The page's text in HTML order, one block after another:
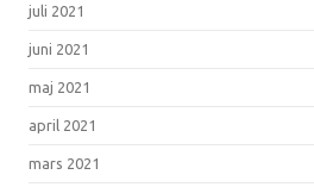
juli 2021
juni 2021
maj 2021
april 2021
mars 2021